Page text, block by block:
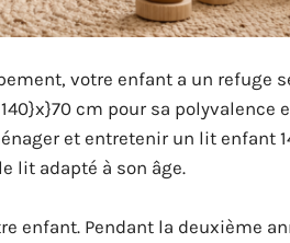
votre enfant a un refuge
cm pour sa polyvalence
et entretenir un lit enfant
lit adapté à son âge.
enfant. Pendant la deuxième